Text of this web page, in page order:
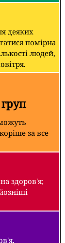
деяких
помірна
людей,
за все
здоров'я;